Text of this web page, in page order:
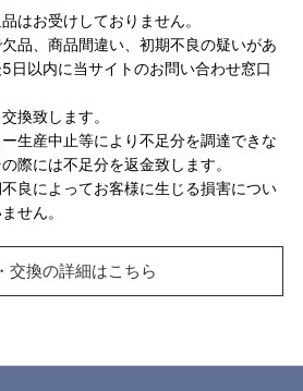
はお受けしておりません。
品、商品間違い、初期不良の疑いがあ
日以内に当サイトのお問い合わせ窓口
換致します。
生産中止等により不足分を調達できな
際には不足分を返金致します。
良によってお客様に生じる損害につい
せん。
交換の詳細はこちら